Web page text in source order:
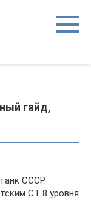
гайд,
СССР.
СТ 8 уровня